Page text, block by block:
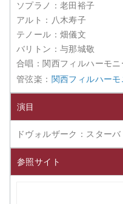
ソプラノ：老田裕子
アルト：八木寿子
テノール：畑儀文
バリトン：与那城敬
合唱：関西フィルハーモニ
管弦楽： 関西フィルハー
演目
ドヴォルザーク：スター
参照サイト